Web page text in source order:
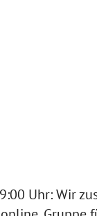
Uhr: Wir